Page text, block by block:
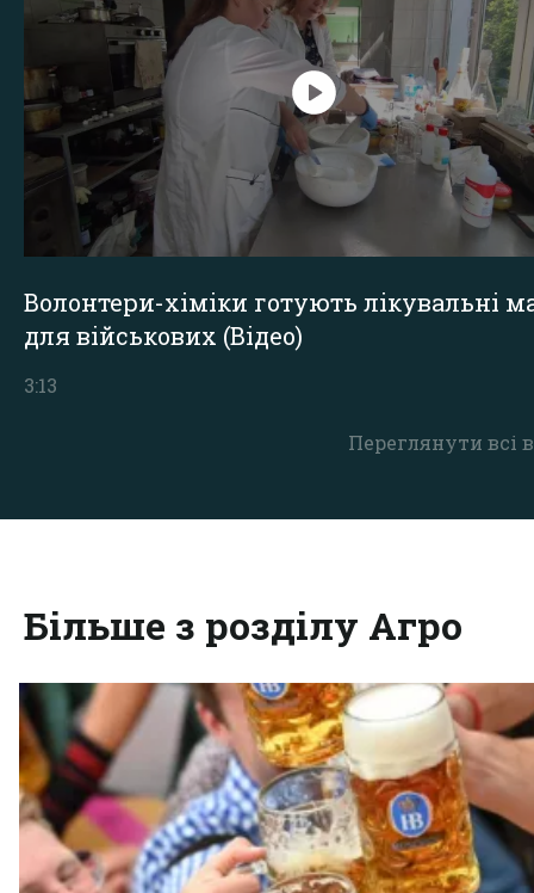
Переглянути всі
Волонтери-хіміки готують лікувальні
для військових (Відео)
3:13
Більше з розділу Агро